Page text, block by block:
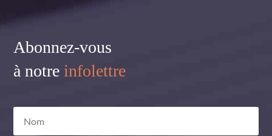
Abonnez-vous
à notreinfolettre